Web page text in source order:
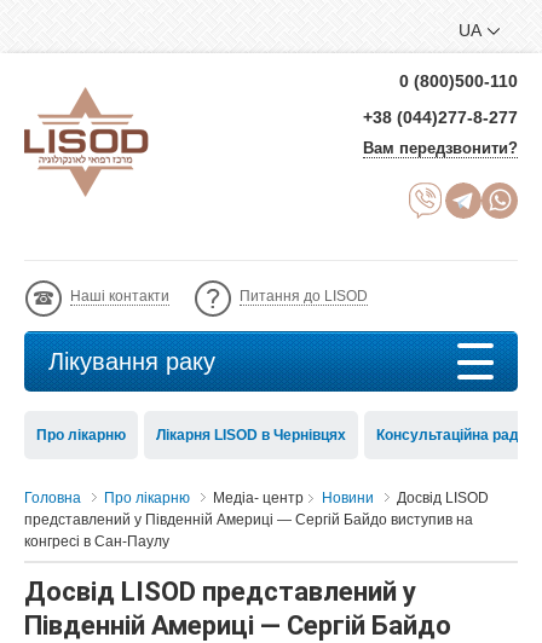
UA
0 (800)500-110
+38 (044)277-8-277
Вам передзвонити?
Наші контакти Питання до LISOD
Лікування раку
Про лікарню Лікарня LISOD в Чернівцях Консультаційна рада
Головна Про лікарню Медіа- центр Новини
Досвід LISOD
представлений у Південній Америці — Сергій Байдо виступив на
конгресі в Сан-Паулу
Досвід LISOD представлений у
Південній Америці — Сергій Байдо